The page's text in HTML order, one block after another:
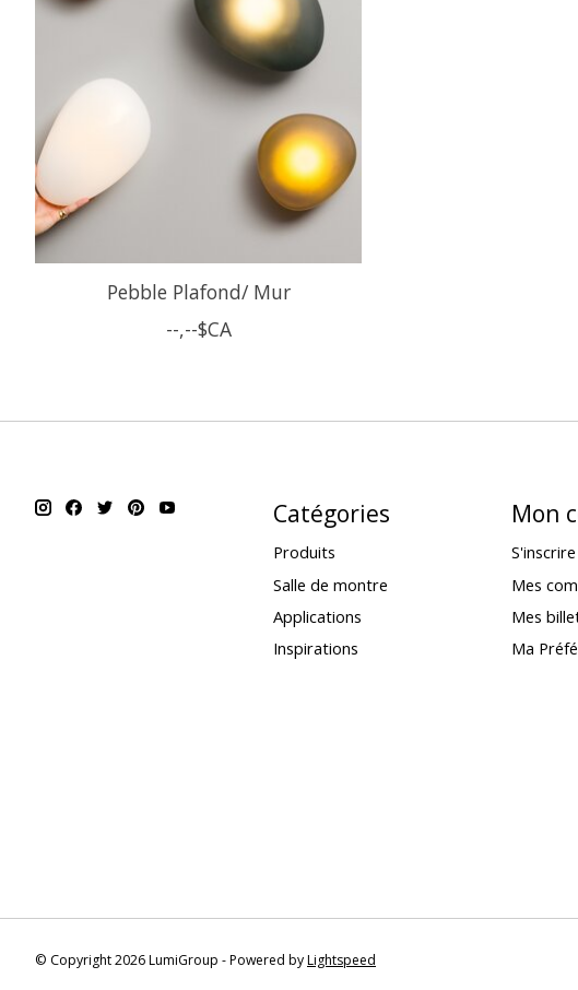
Pebble Plafond/ Mur
--,--$CA
Catégories
Produits
Salle de montre
Applications
Inspirations
Mon
S'inscrire
Mes
Mes
Ma
© Copyright 2026 LumiGroup - Powered byLightspeed